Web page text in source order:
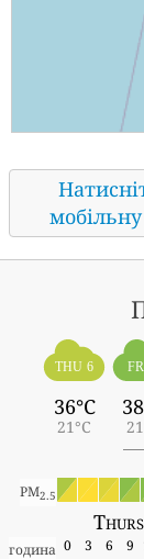
мобільну
THU 6
36°C
21°C
PM2.5
година 0 3 6 9